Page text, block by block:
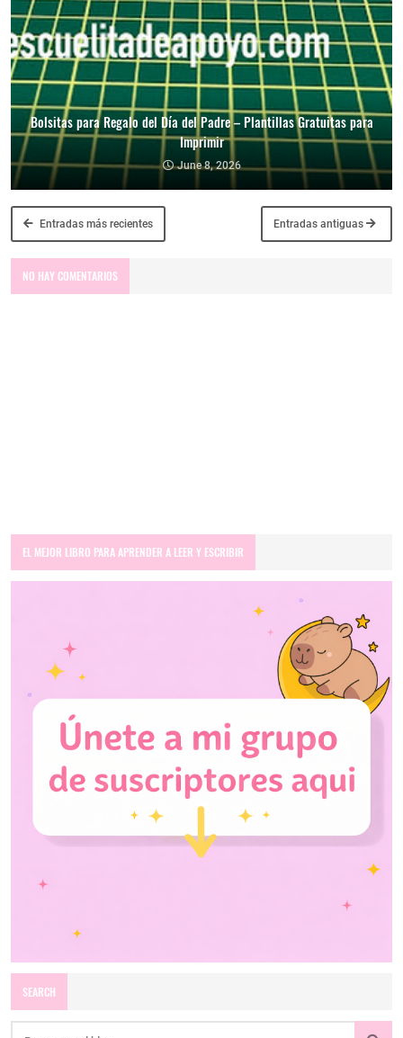
Bolsitas para Regalo del Día del Padre – Plantillas Gratuitas para
Imprimir
June 8, 2026
Entradas más recientes Entradas antiguas
NO HAY COMENTARIOS
EL MEJOR LIBRO PARA APRENDER A LEER Y ESCRIBIR
SEARCH